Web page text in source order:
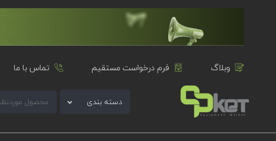
وبلاگ فرم درخواست مستقیم تماس با ما
دسته بندی